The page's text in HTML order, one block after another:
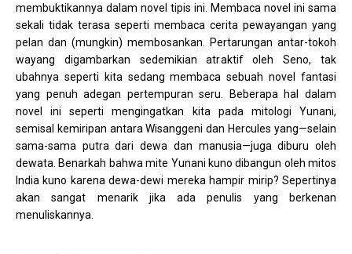
membuktikannya dalam novel tipis ini. Membaca novel ini sama
sekali tidak terasa seperti membaca cerita pewayangan yang
pelan dan (mungkin) membosankan. Pertarungan antar-tokoh
wayang digambarkan sedemikian atraktif oleh Seno, tak
ubahnya seperti kita sedang membaca sebuah novel fantasi
yang penuh adegan pertempuran seru. Beberapa hal dalam
novel ini seperti mengingatkan kita pada mitologi Yunani,
semisal kemiripan antara Wisanggeni dan Hercules yang—selain
sama-sama putra dari dewa dan manusia—juga diburu oleh
dewata. Benarkah bahwa mite Yunani kuno dibangun oleh mitos
India kuno karena dewa-dewi mereka hampir mirip? Sepertinya
akan sangat menarik jika ada penulis yang berkenan
menuliskannya.